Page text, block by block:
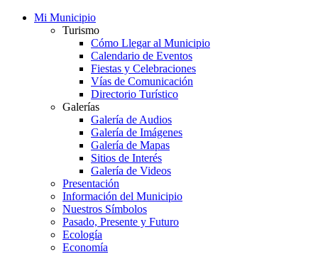
Mi Municipio
Turismo
Cómo Llegar al Municipio
Calendario de Eventos
Fiestas y Celebraciones
Vías de Comunicación
Directorio Turístico
Galerías
Galería de Audios
Galería de Imágenes
Galería de Mapas
Sitios de Interés
Galería de Videos
Presentación
Información del Municipio
Nuestros Símbolos
Pasado, Presente y Futuro
Ecología
Economía